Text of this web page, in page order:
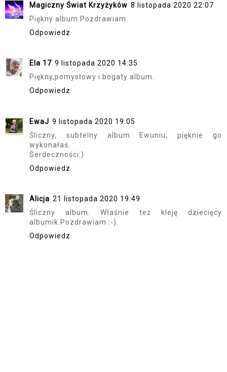
Magiczny Świat Krzyżyków 8 listopada 2020 22:07
Piękny album.Pozdrawiam.
Odpowiedz
Ela 17 9 listopada 2020 14:35
Piękny,pomysłowy i bogaty album.
Odpowiedz
EwaJ 9 listopada 2020 19:05
Śliczny, subtelny album Ewuniu, pięknie go
wykonałaś.
Serdeczności:)
Odpowiedz
Alicja 21 listopada 2020 19:49
Śliczny album. Właśnie też kleję dziecięcy
albumik.Pozdrawiam :-).
Odpowiedz